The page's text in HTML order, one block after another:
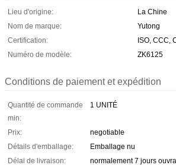
Lieu d'origine:
La Chine
Nom de marque:
Yutong
Certification:
ISO, CCC,
Numéro de modèle:
ZK6125
Conditions de paiement et expédition
Quantité de commande
min:
1 UNITÉ
Prix:
negotiable
Détails d'emballage:
Emballage nu
Délai de livraison:
normalement 7 jours